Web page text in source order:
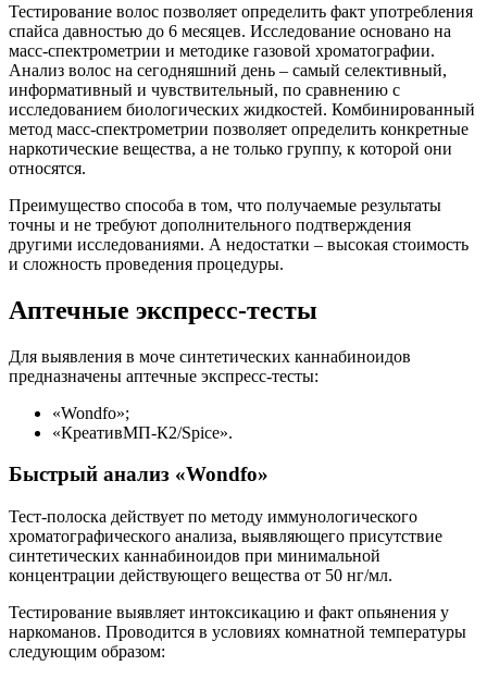
Тестирование волос позволяет определить факт употребления
спайса давностью до 6 месяцев. Исследование основано на
масс-спектрометрии и методике газовой хроматографии.
Анализ волос на сегодняшний день – самый селективный,
информативный и чувствительный, по сравнению с
исследованием биологических жидкостей. Комбинированный
метод масс-спектрометрии позволяет определить конкретные
наркотические вещества, а не только группу, к которой они
относятся.
Преимущество способа в том, что получаемые результаты
точны и не требуют дополнительного подтверждения
другими исследованиями. А недостатки – высокая стоимость
и сложность проведения процедуры.
Аптечные экспресс-тесты
Для выявления в моче синтетических каннабиноидов
предназначены аптечные экспресс-тесты:
«Wondfo»;
«КреативМП-К2/Spice».
Быстрый анализ «Wondfo»
Тест-полоска действует по методу иммунологического
хроматографического анализа, выявляющего присутствие
синтетических каннабиноидов при минимальной
концентрации действующего вещества от 50 нг/мл.
Тестирование выявляет интоксикацию и факт опьянения у
наркоманов. Проводится в условиях комнатной температуры
следующим образом: